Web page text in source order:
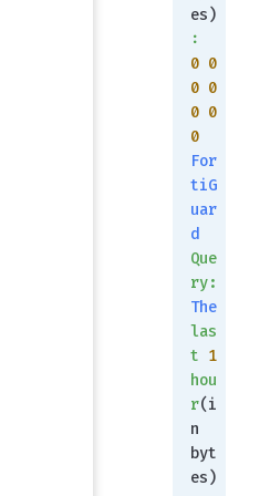
es)
:
0 0
0 0
0 0
0
For
tiG
uar
d
Que
ry:
The
las
t 1
hou
r(i
n
byt
es)